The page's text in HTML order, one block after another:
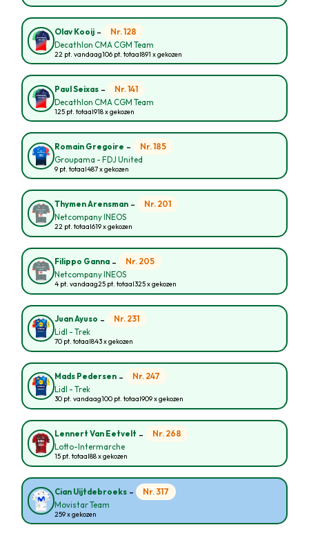
Olav Kooij - Nr. 128
Decathlon CMA CGM Team
22 pt. vandaag106 pt. totaal891 x gekozen
Paul Seixas - Nr. 141
Decathlon CMA CGM Team
125 pt. totaal918 x gekozen
Romain Gregoire - Nr. 185
Groupama - FDJ United
9 pt. totaal487 x gekozen
Thymen Arensman - Nr. 201
Netcompany INEOS
22 pt. totaal619 x gekozen
Filippo Ganna - Nr. 205
Netcompany INEOS
4 pt. vandaag25 pt. totaal325 x gekozen
Juan Ayuso - Nr. 231
Lidl - Trek
70 pt. totaal843 x gekozen
Mads Pedersen - Nr. 247
Lidl - Trek
30 pt. vandaag100 pt. totaal909 x gekozen
Lennert Van Eetvelt - Nr. 268
Lotto-Intermarche
15 pt. totaal88 x gekozen
Cian Uijtdebroeks - Nr. 317
Movistar Team
259 x gekozen